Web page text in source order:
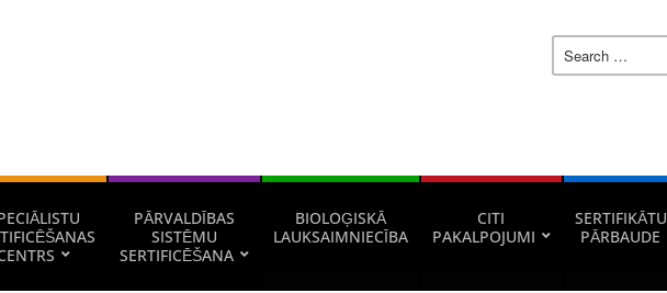
PĀRVALDĪBAS
SISTĒMU
SERTIFICĒŠANA
BIOLOĢISKĀ
LAUKSAIMNIECĪBA
CITI
PAKALPOJUMI
SERTIFIKĀTU
PĀRBAUDE